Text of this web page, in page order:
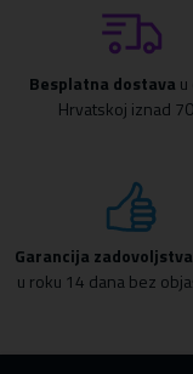
Besplatna dostava
Hrvatskoj iznad
Garancija zadovoljstva
u roku 14 dana bez